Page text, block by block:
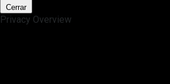
Cerrar
Privacy Overview